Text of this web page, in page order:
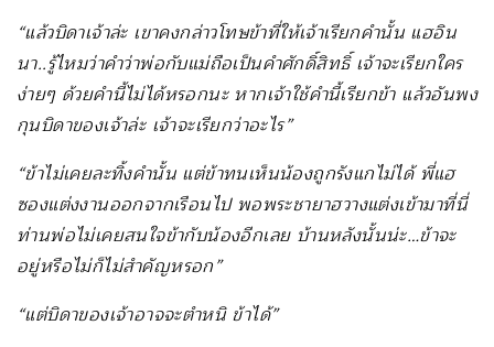
“แล้วบิดาเจ้าล่ะ เขาคงกล่าวโทษข้าที่ให้เจ้าเรียกคำนั้น แฮอิน
นา..รู้ไหมว่าคำว่าพ่อกับแม่ถือเป็นคำศักดิ์สิทธิ์ เจ้าจะเรียกใคร
ง่ายๆ ด้วยคำนี้ไม่ได้หรอกนะ หากเจ้าใช้คำนี้เรียกข้า แล้วอันพง
กุนบิดาของเจ้าล่ะ เจ้าจะเรียกว่าอะไร”
“ข้าไม่เคยละทิ้งคำนั้น แต่ข้าทนเห็นน้องถูกรังแกไม่ได้ พี่แฮ
ซองแต่งงานออกจากเรือนไป พอพระชายาฮวางแต่งเข้ามาที่นี่
ท่านพ่อไม่เคยสนใจข้ากับน้องอีกเลย บ้านหลังนั้นน่ะ…ข้าจะ
อยู่หรือไม่ก็ไม่สำคัญหรอก”
“แต่บิดาของเจ้าอาจจะตำหนิ ข้าได้”